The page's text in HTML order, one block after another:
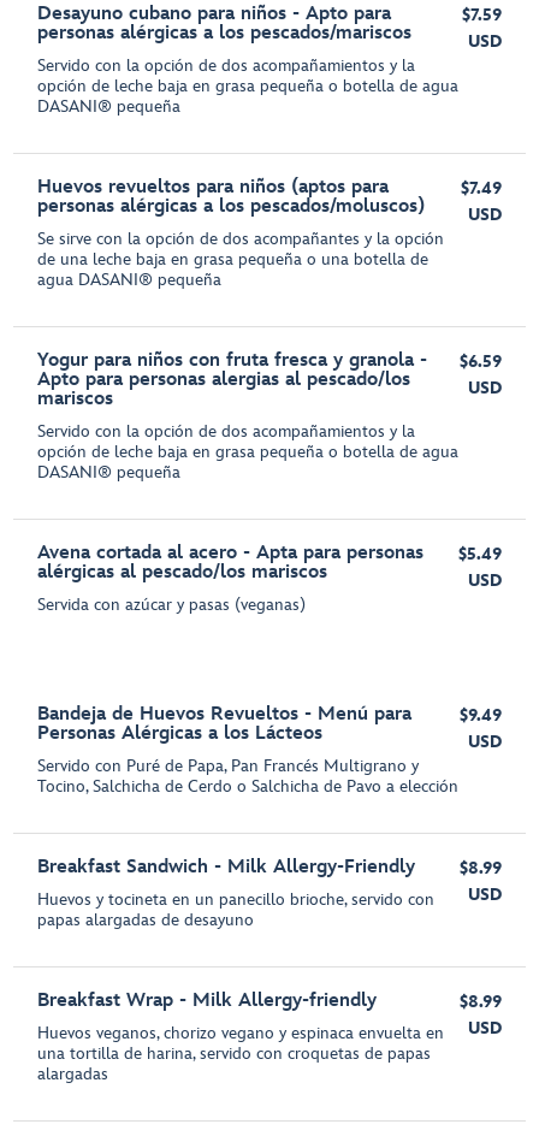
Desayuno cubano para niños - Apto para
personas alérgicas a los pescados/mariscos
Servido con la opción de dos acompañamientos y la
opción de leche baja en grasa pequeña o botella de agua
DASANI® pequeña
$7.59
USD
Huevos revueltos para niños (aptos para
personas alérgicas a los pescados/moluscos)
Se sirve con la opción de dos acompañantes y la opción
de una leche baja en grasa pequeña o una botella de
agua DASANI® pequeña
$7.49
USD
Yogur para niños con fruta fresca y granola -
Apto para personas alergias al pescado/los
mariscos
Servido con la opción de dos acompañamientos y la
opción de leche baja en grasa pequeña o botella de agua
DASANI® pequeña
$6.59
USD
Avena cortada al acero - Apta para personas
alérgicas al pescado/los mariscos
Servida con azúcar y pasas (veganas)
$5.49
USD
Bandeja de Huevos Revueltos - Menú para
Personas Alérgicas a los Lácteos
Servido con Puré de Papa, Pan Francés Multigrano y
Tocino, Salchicha de Cerdo o Salchicha de Pavo a elección
$9.49
USD
Breakfast Sandwich - Milk Allergy-Friendly
Huevos y tocineta en un panecillo brioche, servido con
papas alargadas de desayuno
$8.99
USD
Breakfast Wrap - Milk Allergy-friendly
Huevos veganos, chorizo vegano y espinaca envuelta en
una tortilla de harina, servido con croquetas de papas
alargadas
$8.99
USD